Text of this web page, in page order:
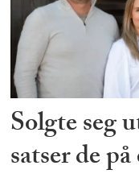
Solgte seg
satser de